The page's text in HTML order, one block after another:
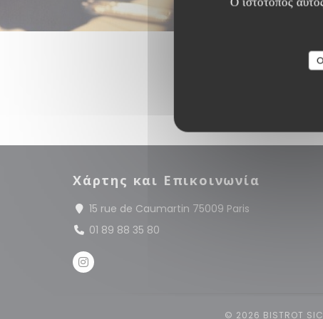
Χάρτης και Επικοινωνία
15 rue de Caumartin 75009 Paris ((ανοίγει σε
01 89 88 35 80
Instagram ((ανοίγει σε νέο παράθυρο))
© 2026 BISTROT